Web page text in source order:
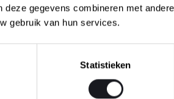
gegevens combineren met
gebruik van hun services.
Statistieken
open15:00Prijs€22,50